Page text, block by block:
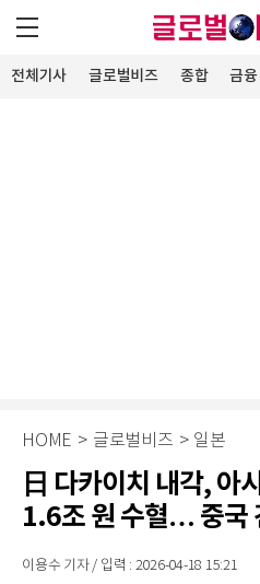
전체기사 글로벌비즈 종합 금융
HOME > 글로벌비즈 > 일본
日 다카이치 내각, 아
1.6조 원 수혈… 중국
이용수 기자 / 입력 : 2026-04-18 15:21